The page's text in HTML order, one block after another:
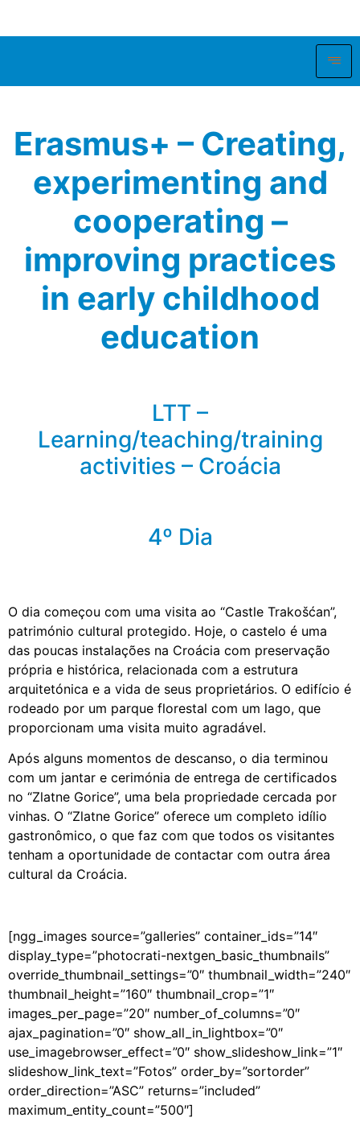
Erasmus+ – Creating,
experimenting and
cooperating –
improving practices
in early childhood
education
LTT –
Learning/teaching/training
activities – Croácia
4º Dia
O dia começou com uma visita ao “Castle Trakošćan”,
património cultural protegido. Hoje, o castelo é uma
das poucas instalações na Croácia com preservação
própria e histórica, relacionada com a estrutura
arquitetónica e a vida de seus proprietários. O edifício é
rodeado por um parque florestal com um lago, que
proporcionam uma visita muito agradável.
Após alguns momentos de descanso, o dia terminou
com um jantar e cerimónia de entrega de certificados
no “Zlatne Gorice”, uma bela propriedade cercada por
vinhas. O “Zlatne Gorice” oferece um completo idílio
gastronômico, o que faz com que todos os visitantes
tenham a oportunidade de contactar com outra área
cultural da Croácia.
[ngg_images source=”galleries” container_ids=”14″
display_type=”photocrati-nextgen_basic_thumbnails”
override_thumbnail_settings=”0″ thumbnail_width=”240″
thumbnail_height=”160″ thumbnail_crop=”1″
images_per_page=”20″ number_of_columns=”0″
ajax_pagination=”0″ show_all_in_lightbox=”0″
use_imagebrowser_effect=”0″ show_slideshow_link=”1″
slideshow_link_text=”Fotos” order_by=”sortorder”
order_direction=”ASC” returns=”included”
maximum_entity_count=”500″]